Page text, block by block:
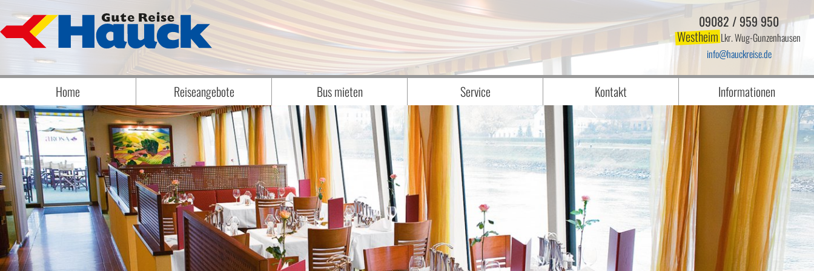
09082 / 959 950
Westheim Lkr. Wug-Gunzenhausen
info hauckreise.de
Home Reiseangebote
Badereise Badeaufenthalt
Biathlon
Eröffnungs-, Abschluss- & Erlebnisreisen
Eventreisen
Flugreisen
Frühjahrsreisen
Jubelreisen
Kurzreisen
Musicals und Musikreisen
Bus mieten
Anfrage
Unser Fuhrpark
Service
WIR über UNS - UNSER TEAM
Downloads
interessante BILDER von BESONDEREN Reisen
Katalogbestellung
Newsletteranmeldung
Reisegutschein
Zustiegsmöglichkeiten
Kontakt Informationen
BFSG - Barrierefreiheits-
Anreise
Dashcam/Datenschutz Elsenfeld
Dashcam/Datenschutz Westheim
eBike Miete oder Mitnahme eigenes
Gassi Hundeour FAQ
Jobs
Mindestteilnehmerzahl
Öffnungszeiten